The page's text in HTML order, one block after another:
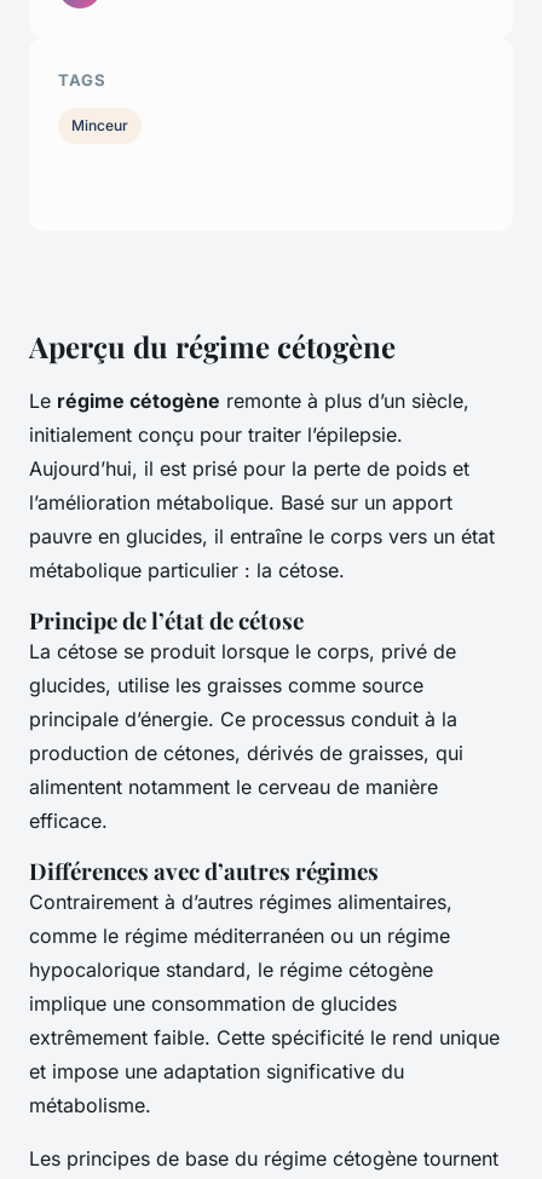
Aperçu du régime cétogène
Le régime cétogène remonte à plus d’un siècle,
initialement conçu pour traiter l’épilepsie.
Aujourd’hui, il est prisé pour la perte de poids et
l’amélioration métabolique. Basé sur un apport
pauvre en glucides, il entraîne le corps vers un état
métabolique particulier : la cétose.
Principe de l’état de cétose
La cétose se produit lorsque le corps, privé de
glucides, utilise les graisses comme source
principale d’énergie. Ce processus conduit à la
production de cétones, dérivés de graisses, qui
alimentent notamment le cerveau de manière
efficace.
Différences avec d’autres régimes
Contrairement à d’autres régimes alimentaires,
comme le régime méditerranéen ou un régime
hypocalorique standard, le régime cétogène
implique une consommation de glucides
extrêmement faible. Cette spécificité le rend unique
et impose une adaptation significative du
métabolisme.
Les principes de base du régime cétogène tournent
TAGS
Minceur